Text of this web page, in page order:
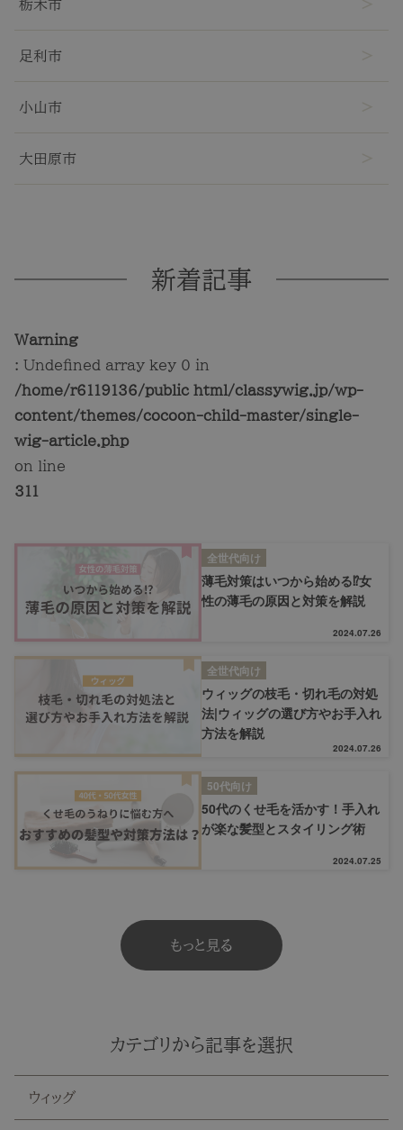
ヘアケア
白髪
栃木市
足利市
小山市
大田原市
新着記事
Warning
: Undefined array key 0 in
/home/r6119136/public_html/classywig.jp/wp-
content/themes/cocoon-child-master/single-
wig-article.php
on line
311
全世代向け
薄毛対策はいつから始める⁉女
性の薄毛の原因と対策を解説
2024.07.26
全世代向け
ウィッグの枝毛・切れ毛の対処
法|ウィッグの選び方やお手入れ
方法を解説
2024.07.26
50代向け
50代のくせ毛を活かす！手入れ
が楽な髪型とスタイリング術
2024.07.25
もっと見る
カテゴリから記事を選択
ウィッグ